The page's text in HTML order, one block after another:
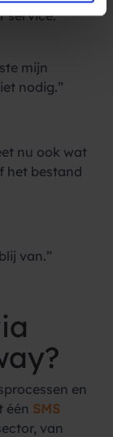
service.
mijn
nodig.”
nu ook wat
het bestand
van.”
en
één SMS
van